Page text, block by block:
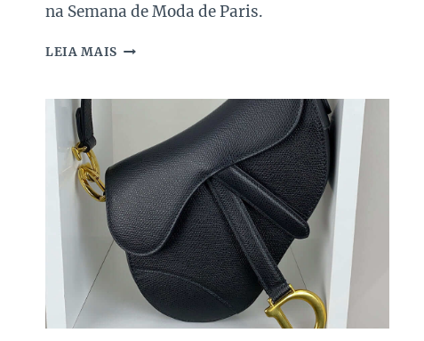
na Semana de Moda de Paris.
LEIA MAIS A
ESTILISTA
GIAMBATTISTA
VALLI
E
SUA
MARCA
DE
ESTILO
LÚDICO